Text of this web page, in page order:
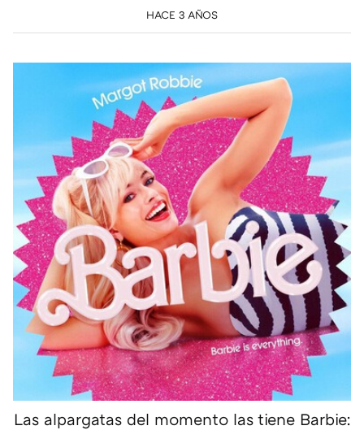
HACE 3 AÑOS
Las alpargatas del momento las tiene Barbie: